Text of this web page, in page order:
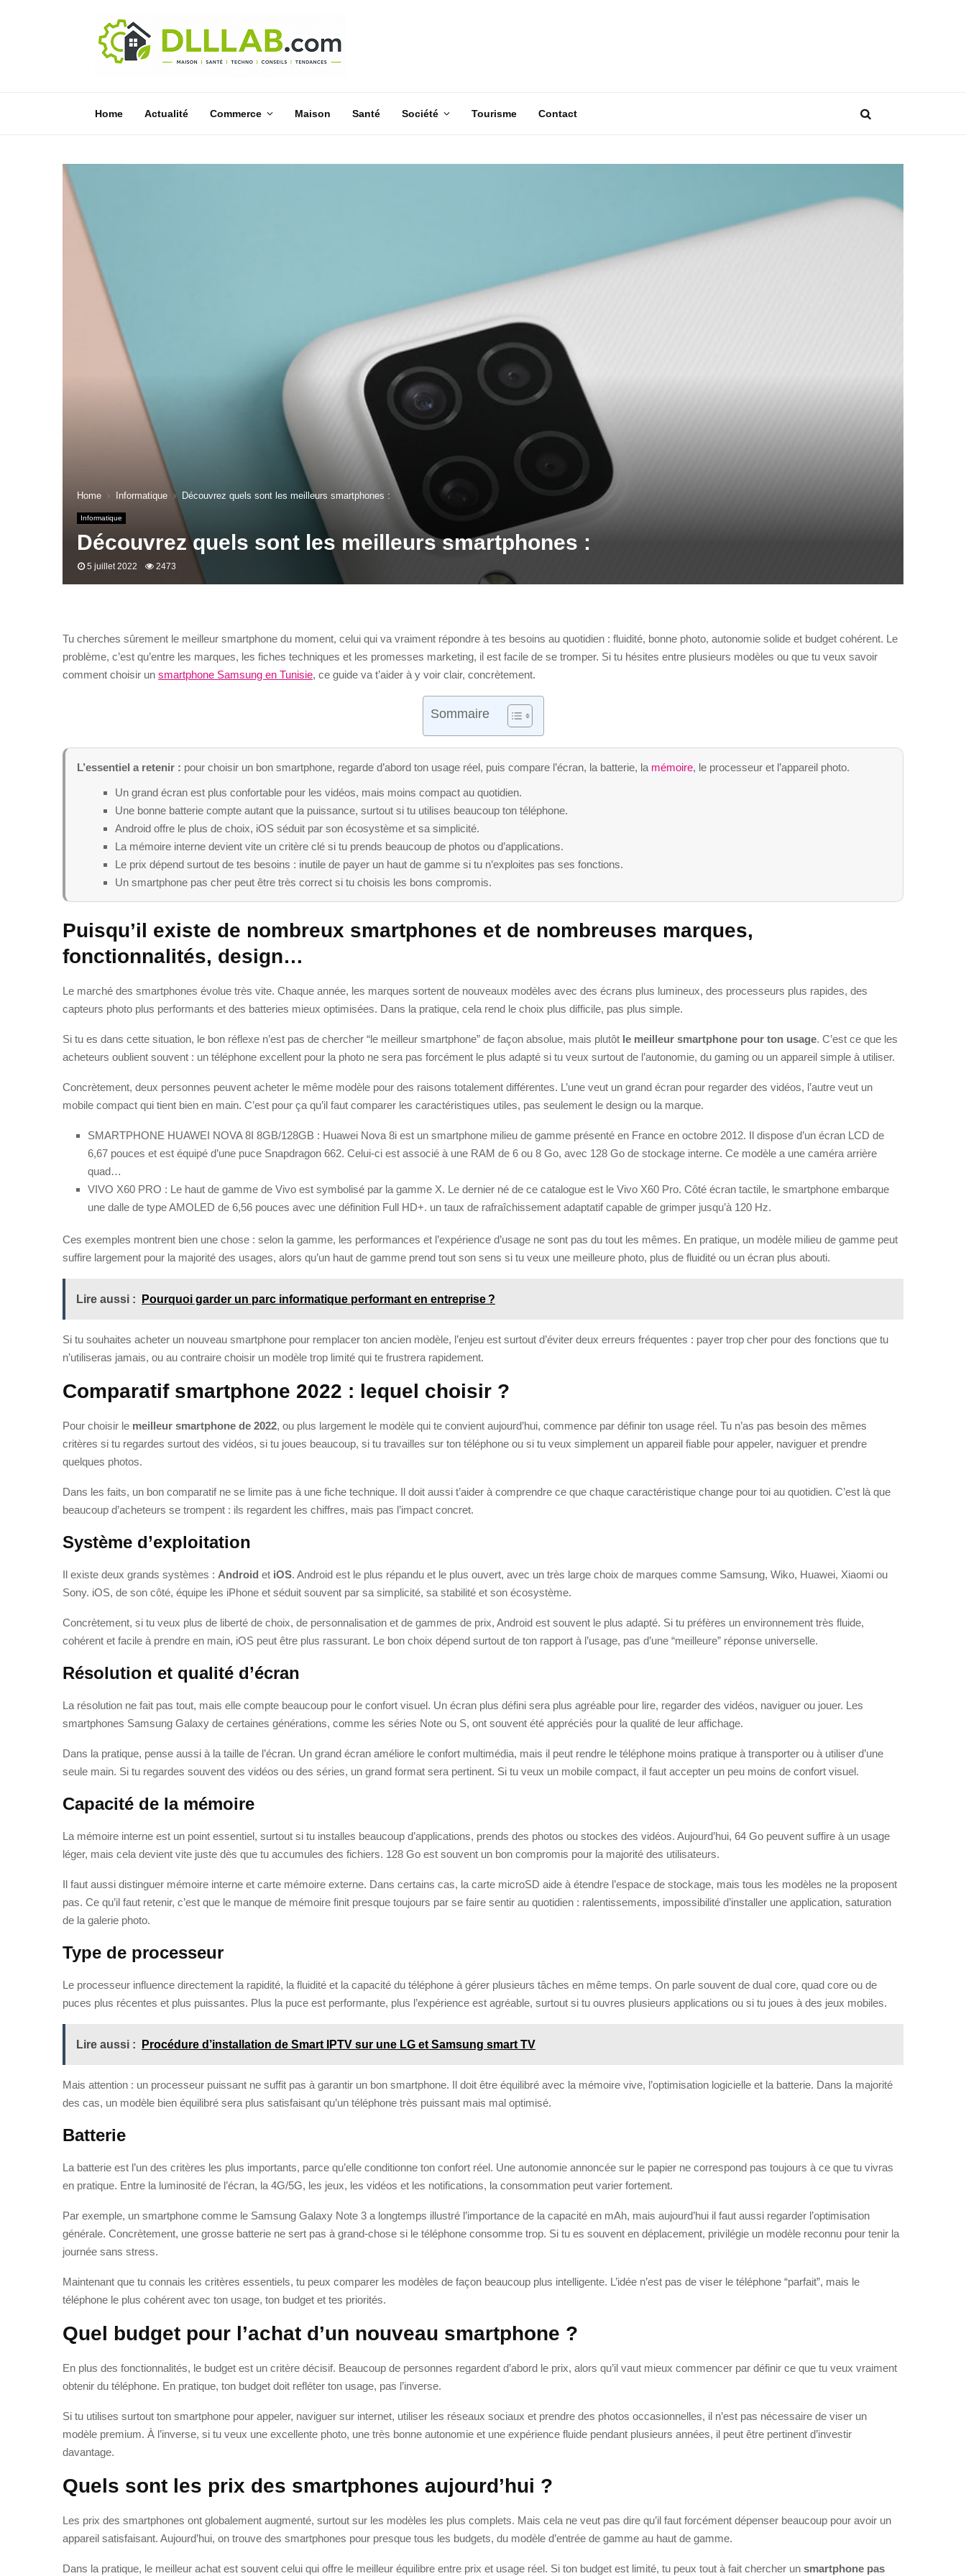
Home Actualité Commerce Maison Santé Société Tourisme Contact
Home Informatique Découvrez quels sont les meilleurs smartphones :
Informatique
Découvrez quels sont les meilleurs smartphones :
5 juillet 2022 2473
Tu cherches sûrement le meilleur smartphone du moment, celui qui va vraiment répondre à tes besoins au quotidien : fluidité, bonne photo, autonomie solide et budget cohérent. Le
problème, c’est qu’entre les marques, les fiches techniques et les promesses marketing, il est facile de se tromper. Si tu hésites entre plusieurs modèles ou que tu veux savoir
comment choisir un smartphone Samsung en Tunisie, ce guide va t’aider à y voir clair, concrètement.
Sommaire
L’essentiel a retenir : pour choisir un bon smartphone, regarde d’abord ton usage réel, puis compare l’écran, la batterie, la mémoire, le processeur et l’appareil photo.
Un grand écran est plus confortable pour les vidéos, mais moins compact au quotidien.
Une bonne batterie compte autant que la puissance, surtout si tu utilises beaucoup ton téléphone.
Android offre le plus de choix, iOS séduit par son écosystème et sa simplicité.
La mémoire interne devient vite un critère clé si tu prends beaucoup de photos ou d’applications.
Le prix dépend surtout de tes besoins : inutile de payer un haut de gamme si tu n’exploites pas ses fonctions.
Un smartphone pas cher peut être très correct si tu choisis les bons compromis.
Puisqu’il existe de nombreux smartphones et de nombreuses marques,
fonctionnalités, design…
Le marché des smartphones évolue très vite. Chaque année, les marques sortent de nouveaux modèles avec des écrans plus lumineux, des processeurs plus rapides, des
capteurs photo plus performants et des batteries mieux optimisées. Dans la pratique, cela rend le choix plus difficile, pas plus simple.
Si tu es dans cette situation, le bon réflexe n’est pas de chercher “le meilleur smartphone” de façon absolue, mais plutôt le meilleur smartphone pour ton usage. C’est ce que les
acheteurs oublient souvent : un téléphone excellent pour la photo ne sera pas forcément le plus adapté si tu veux surtout de l’autonomie, du gaming ou un appareil simple à utiliser.
Concrètement, deux personnes peuvent acheter le même modèle pour des raisons totalement différentes. L’une veut un grand écran pour regarder des vidéos, l’autre veut un
mobile compact qui tient bien en main. C’est pour ça qu’il faut comparer les caractéristiques utiles, pas seulement le design ou la marque.
SMARTPHONE HUAWEI NOVA 8I 8GB/128GB : Huawei Nova 8i est un smartphone milieu de gamme présenté en France en octobre 2012. Il dispose d’un écran LCD de
6,67 pouces et est équipé d’une puce Snapdragon 662. Celui-ci est associé à une RAM de 6 ou 8 Go, avec 128 Go de stockage interne. Ce modèle a une caméra arrière
quad…
VIVO X60 PRO : Le haut de gamme de Vivo est symbolisé par la gamme X. Le dernier né de ce catalogue est le Vivo X60 Pro. Côté écran tactile, le smartphone embarque
une dalle de type AMOLED de 6,56 pouces avec une définition Full HD+. un taux de rafraîchissement adaptatif capable de grimper jusqu’à 120 Hz.
Ces exemples montrent bien une chose : selon la gamme, les performances et l’expérience d’usage ne sont pas du tout les mêmes. En pratique, un modèle milieu de gamme peut
suffire largement pour la majorité des usages, alors qu’un haut de gamme prend tout son sens si tu veux une meilleure photo, plus de fluidité ou un écran plus abouti.
Lire aussi : Pourquoi garder un parc informatique performant en entreprise ?
Si tu souhaites acheter un nouveau smartphone pour remplacer ton ancien modèle, l’enjeu est surtout d’éviter deux erreurs fréquentes : payer trop cher pour des fonctions que tu
n’utiliseras jamais, ou au contraire choisir un modèle trop limité qui te frustrera rapidement.
Comparatif smartphone 2022 : lequel choisir ?
Pour choisir le meilleur smartphone de 2022, ou plus largement le modèle qui te convient aujourd’hui, commence par définir ton usage réel. Tu n’as pas besoin des mêmes
critères si tu regardes surtout des vidéos, si tu joues beaucoup, si tu travailles sur ton téléphone ou si tu veux simplement un appareil fiable pour appeler, naviguer et prendre
quelques photos.
Dans les faits, un bon comparatif ne se limite pas à une fiche technique. Il doit aussi t’aider à comprendre ce que chaque caractéristique change pour toi au quotidien. C’est là que
beaucoup d’acheteurs se trompent : ils regardent les chiffres, mais pas l’impact concret.
Système d’exploitation
Il existe deux grands systèmes : Android et iOS. Android est le plus répandu et le plus ouvert, avec un très large choix de marques comme Samsung, Wiko, Huawei, Xiaomi ou
Sony. iOS, de son côté, équipe les iPhone et séduit souvent par sa simplicité, sa stabilité et son écosystème.
Concrètement, si tu veux plus de liberté de choix, de personnalisation et de gammes de prix, Android est souvent le plus adapté. Si tu préfères un environnement très fluide,
cohérent et facile à prendre en main, iOS peut être plus rassurant. Le bon choix dépend surtout de ton rapport à l’usage, pas d’une “meilleure” réponse universelle.
Résolution et qualité d’écran
La résolution ne fait pas tout, mais elle compte beaucoup pour le confort visuel. Un écran plus défini sera plus agréable pour lire, regarder des vidéos, naviguer ou jouer. Les
smartphones Samsung Galaxy de certaines générations, comme les séries Note ou S, ont souvent été appréciés pour la qualité de leur affichage.
Dans la pratique, pense aussi à la taille de l’écran. Un grand écran améliore le confort multimédia, mais il peut rendre le téléphone moins pratique à transporter ou à utiliser d’une
seule main. Si tu regardes souvent des vidéos ou des séries, un grand format sera pertinent. Si tu veux un mobile compact, il faut accepter un peu moins de confort visuel.
Capacité de la mémoire
La mémoire interne est un point essentiel, surtout si tu installes beaucoup d’applications, prends des photos ou stockes des vidéos. Aujourd’hui, 64 Go peuvent suffire à un usage
léger, mais cela devient vite juste dès que tu accumules des fichiers. 128 Go est souvent un bon compromis pour la majorité des utilisateurs.
Il faut aussi distinguer mémoire interne et carte mémoire externe. Dans certains cas, la carte microSD aide à étendre l’espace de stockage, mais tous les modèles ne la proposent
pas. Ce qu’il faut retenir, c’est que le manque de mémoire finit presque toujours par se faire sentir au quotidien : ralentissements, impossibilité d’installer une application, saturation
de la galerie photo.
Type de processeur
Le processeur influence directement la rapidité, la fluidité et la capacité du téléphone à gérer plusieurs tâches en même temps. On parle souvent de dual core, quad core ou de
puces plus récentes et plus puissantes. Plus la puce est performante, plus l’expérience est agréable, surtout si tu ouvres plusieurs applications ou si tu joues à des jeux mobiles.
Lire aussi : Procédure d’installation de Smart IPTV sur une LG et Samsung smart TV
Mais attention : un processeur puissant ne suffit pas à garantir un bon smartphone. Il doit être équilibré avec la mémoire vive, l’optimisation logicielle et la batterie. Dans la majorité
des cas, un modèle bien équilibré sera plus satisfaisant qu’un téléphone très puissant mais mal optimisé.
Batterie
La batterie est l’un des critères les plus importants, parce qu’elle conditionne ton confort réel. Une autonomie annoncée sur le papier ne correspond pas toujours à ce que tu vivras
en pratique. Entre la luminosité de l’écran, la 4G/5G, les jeux, les vidéos et les notifications, la consommation peut varier fortement.
Par exemple, un smartphone comme le Samsung Galaxy Note 3 a longtemps illustré l’importance de la capacité en mAh, mais aujourd’hui il faut aussi regarder l’optimisation
générale. Concrètement, une grosse batterie ne sert pas à grand-chose si le téléphone consomme trop. Si tu es souvent en déplacement, privilégie un modèle reconnu pour tenir la
journée sans stress.
Maintenant que tu connais les critères essentiels, tu peux comparer les modèles de façon beaucoup plus intelligente. L’idée n’est pas de viser le téléphone “parfait”, mais le
téléphone le plus cohérent avec ton usage, ton budget et tes priorités.
Quel budget pour l’achat d’un nouveau smartphone ?
En plus des fonctionnalités, le budget est un critère décisif. Beaucoup de personnes regardent d’abord le prix, alors qu’il vaut mieux commencer par définir ce que tu veux vraiment
obtenir du téléphone. En pratique, ton budget doit refléter ton usage, pas l’inverse.
Si tu utilises surtout ton smartphone pour appeler, naviguer sur internet, utiliser les réseaux sociaux et prendre des photos occasionnelles, il n’est pas nécessaire de viser un
modèle premium. À l’inverse, si tu veux une excellente photo, une très bonne autonomie et une expérience fluide pendant plusieurs années, il peut être pertinent d’investir
davantage.
Quels sont les prix des smartphones aujourd’hui ?
Les prix des smartphones ont globalement augmenté, surtout sur les modèles les plus complets. Mais cela ne veut pas dire qu’il faut forcément dépenser beaucoup pour avoir un
appareil satisfaisant. Aujourd’hui, on trouve des smartphones pour presque tous les budgets, du modèle d’entrée de gamme au haut de gamme.
Dans la pratique, le meilleur achat est souvent celui qui offre le meilleur équilibre entre prix et usage réel. Si ton budget est limité, tu peux tout à fait chercher un smartphone pas